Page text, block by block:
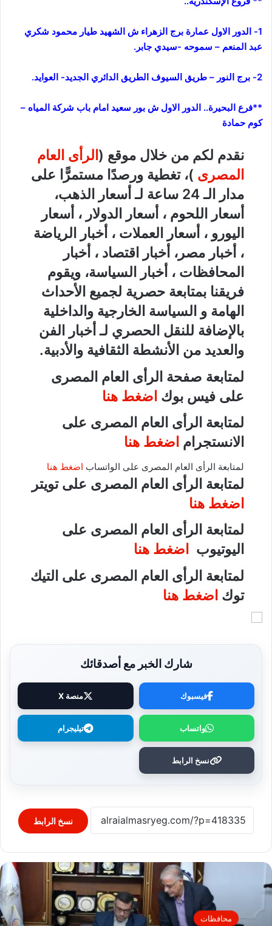
1- الدور الاول عمارة برج الزهراء ش الشهيد طيار محمود شكري
عبد المنعم – سموحه -سيدي جابر.
2- برج النور – طريق السيوف الطريق الدائري الجديد- العوايد.
**فرع البحيرة.. الدور الاول ش بور سعيد امام باب شركة المياه –
كوم حمادة
نقدم لكم من خلال موقع ( الرأى العام
المصرى )، تغطية ورصدًا مستمرًّا على
مدار الـ 24 ساعة لـ أسعار الذهب،
أسعار اللحوم ، أسعار الدولار ، أسعار
اليورو ، أسعار العملات ، أخبار الرياضة
، أخبار مصر، أخبار اقتصاد ، أخبار
المحافظات ، أخبار السياسة، ويقوم
فريقنا بمتابعة حصرية لجميع الأحداث
الهامة و السياسة الخارجية والداخلية
بالإضافة للنقل الحصري لـ أخبار الفن
والعديد من الأنشطة الثقافية والأدبية.
لمتابعة صفحة الرأى العام المصرى
على فيس بوك اضغط هنا
لمتابعة الرأى العام المصرى على
الانستجرام اضغط هنا
لمتابعة الرأى العام المصرى على الواتساب اضغط هنا
لمتابعة الرأى العام المصرى على تويتر
اضغط هنا
لمتابعة الرأى العام المصرى على
اليوتيوب
اضغط هنا
لمتابعة الرأى العام المصرى على التيك
توك اضغط هنا
شارك الخبر مع أصدقائك
فيسبوك منصة X
واتساب تيليجرام
نسخ الرابط
نسخ الرابط
محافظات